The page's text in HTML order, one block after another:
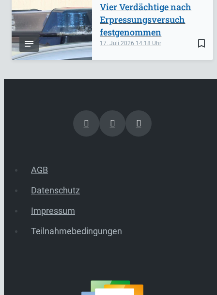
bookmark_border
17. Juli 2026 14:18
Vier Verdächtige nach
Erpressungsversuch
festgenommen
AGB
Datenschutz
Impressum
Teilnahmebedingungen